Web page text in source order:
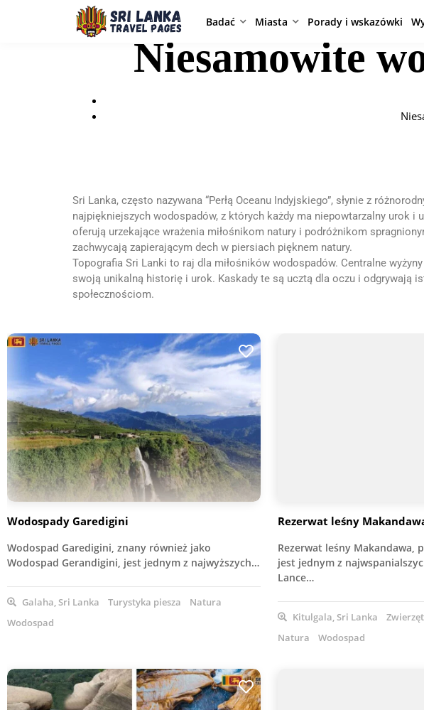
Badać Miasta Porady i wskazówki
Niesamowite
Sri Lanka, często nazywana “Perłą Oceanu Indyjskiego”, słynie z
najpiękniejszych wodospadów, z których każdy ma niepowtarzalny urok
oferują urzekające wrażenia miłośnikom natury i podróżnikom
zachwycają zapierającym dech w piersiach pięknem natury.
Topografia Sri Lanki to raj dla miłośników wodospadów. Centralne
swoją unikalną historię i urok. Kaskady te są ucztą dla oczu i odgrywają
społecznościom.
Wodospady Garedigini
Wodospad Garedigini, znany również jako
Wodospad Gerandigini, jest jednym z najwyższych…
Galaha, Sri Lanka Turystyka piesza
Natura
Wodospad
Rezerwat leśny
Rezerwat leśny Makandawa,
jest jednym z
Lance…
Kitulgala, Sri Lanka
Natura
Wodospad